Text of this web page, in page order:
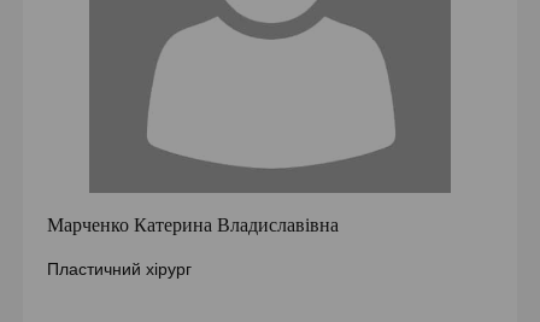
Марченко Катерина Владиславівна
Пластичний хірург